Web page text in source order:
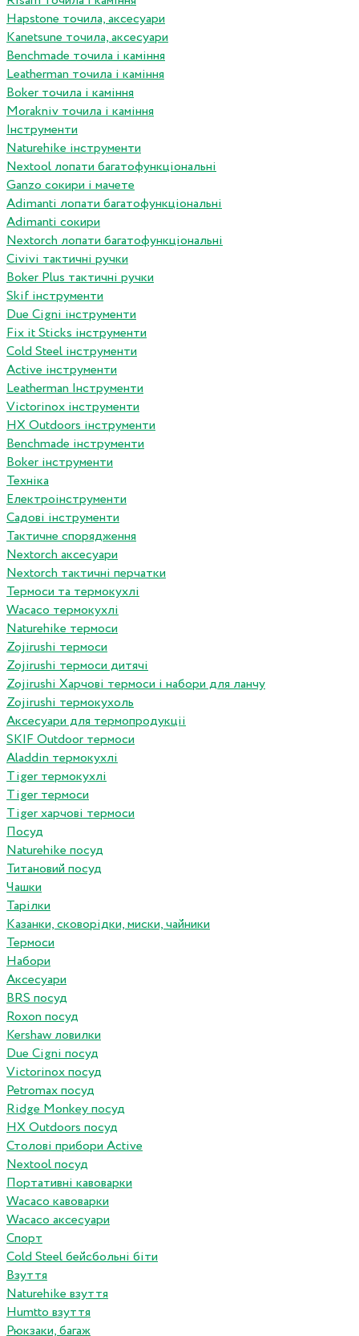
Hapstone точила, аксесуари
Kanetsune точила, аксесуари
Benchmade точила і каміння
Leatherman точила і каміння
Boker точила і каміння
Morakniv точила і каміння
Інструменти
Naturehike інструменти
Nextool лопати багатофункціональні
Ganzo сокири і мачете
Adimanti лопати багатофункціональні
Adimanti сокири
Nextorch лопати багатофункціональні
Сivivi тактичні ручки
Boker Plus тактичні ручки
Skif інструменти
Due Cigni інструменти
Fix it Sticks інструменти
Сold Steel інструменти
Active інструменти
Leatherman Інструменти
Victorinox інструменти
HX Outdoors інструменти
Benchmade інструменти
Boker інструменти
Техніка
Електроінструменти
Садові інструменти
Тактичне спорядження
Nextorch аксесуари
Nextorch тактичні перчатки
Термоси та термокухлі
Wacaco термокухлі
Naturehike термоси
Zojirushi термоси
Zojirushi термоси дитячі
Zojirushi Харчові термоси і набори для ланчу
Zojirushi термокухоль
Аксесуари для термопродукціі
SKIF Outdoor термоси
Aladdin термокухлі
Tiger термокухлі
Tiger термоси
Tiger харчові термоси
Посуд
Naturehike посуд
Титановий посуд
Чашки
Тарілки
Казанки, сковорідки, миски, чайники
Термоси
Набори
Аксесуари
BRS посуд
Roxon посуд
Kershaw ловилки
Due Cigni посуд
Victorinox посуд
Petromax посуд
Ridge Monkey посуд
HX Outdoors посуд
Столові прибори Active
Nextool посуд
Портативні кавоварки
Wacaco кавоварки
Wacaco аксесуари
Спорт
Cold Steel бейсбольні біти
Взуття
Naturehike взуття
Humtto взуття
Рюкзаки, багаж